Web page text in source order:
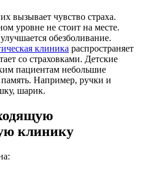
вызывает чувство страха.
уровне не стоит на месте.
обезболивание.
клиника распространяет
со страховками. Детские
пациентам небольшие
Например, ручки и
шарик.
клинику